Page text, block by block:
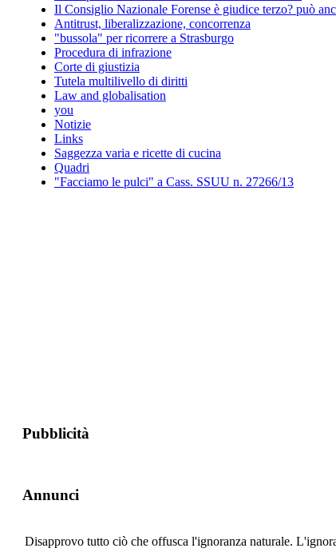
Il Consiglio Nazionale Forense è giudice terzo? può
Antitrust, liberalizzazione, concorrenza
"bussola" per ricorrere a Strasburgo
Procedura di infrazione
Corte di giustizia
Tutela multilivello di diritti
Law and globalisation
you
Notizie
Links
Saggezza varia e ricette di cucina
Quadri
"Facciamo le pulci" a Cass. SSUU n. 27266/13
Pubblicità
Annunci
Disapprovo tutto ciò che offusca l'ignoranza naturale.